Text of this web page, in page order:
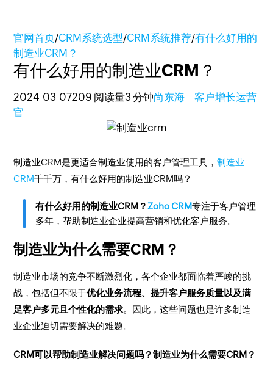
官网首页/CRM系统选型/CRM系统推荐/有什么好用的
制造业CRM？
有什么好用的制造业CRM？
2024-03-07209 阅读量3 分钟尚东海—客户增长运营
官
制造业CRM是更适合制造业使用的客户管理工具，制造业
CRM千千万，有什么好用的制造业CRM吗？
有什么好用的制造业CRM？Zoho CRM专注于客户管理
多年，帮助制造业企业提高营销和优化客户服务。
制造业为什么需要CRM？
制造业市场的竞争不断激烈化，各个企业都面临着严峻的挑
战，包括但不限于优化业务流程、提升客户服务质量以及满
足客户多元且个性化的需求。因此，这些问题也是许多制造
业企业迫切需要解决的难题。
CRM可以帮助制造业解决问题吗？制造业为什么需要CRM？